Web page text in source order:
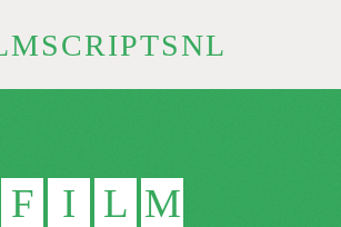
F I L M